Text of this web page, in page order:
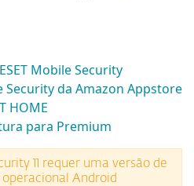
Mobile Security
Security da Amazon Appstore
HOME
para Premium
11 requer uma versão de
Android